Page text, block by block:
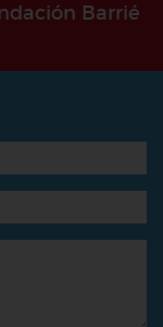
Barrié